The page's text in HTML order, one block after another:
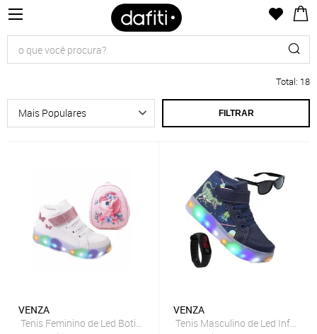
Total: 18
FILTRAR
VENZA
Tenis Feminino de Led Botinha Borboleta Glitter Calce Facil +
VENZA
Tenis Masculino de Led Infantil